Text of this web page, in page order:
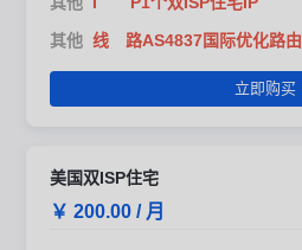
其他 线 路AS4837国际优化路由
立即购买
美国双ISP住宅
￥ 200.00 / 月